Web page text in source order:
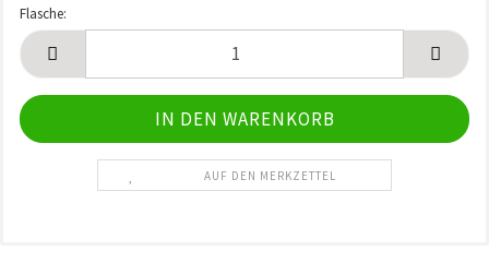
Flasche:
Flasche
AUF DEN MERKZETTEL